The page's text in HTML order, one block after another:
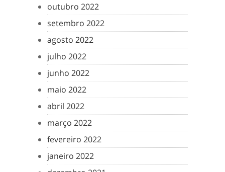
outubro 2022
setembro 2022
agosto 2022
julho 2022
junho 2022
maio 2022
abril 2022
março 2022
fevereiro 2022
janeiro 2022